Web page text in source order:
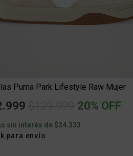
Puma Park Lifestyle Raw Mujer
Price reduced from
to
20% OFF
sin interés de $34.333
para envío